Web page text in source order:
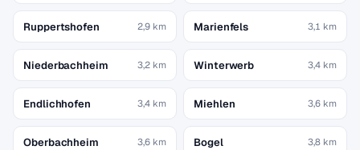
Ruppertshofen 2,9 km Marienfels 3,1 km
Niederbachheim 3,2 km Winterwerb 3,4 km
Endlichhofen 3,4 km Miehlen 3,6 km
Oberbachheim 3,6 km Bogel 3,8 km